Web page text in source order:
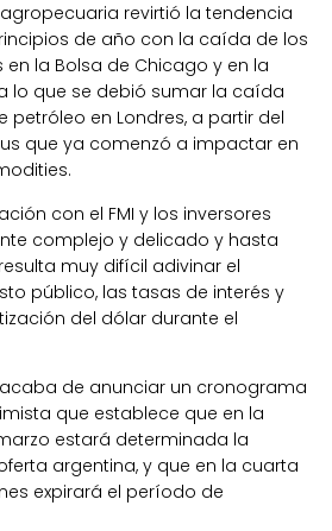
revirtió la tendencia
de año con la caída de los
la Bolsa de Chicago y en la
lo que se debió sumar la caída
petróleo en Londres, a partir del
que ya comenzó a impactar en
con el FMI y los inversores
complejo y delicado y hasta
muy difícil adivinar el
público, las tasas de interés y
del dólar durante el
de anunciar un cronograma
que establece que en la
estará determinada la
argentina, y que en la cuarta
expirará el período de